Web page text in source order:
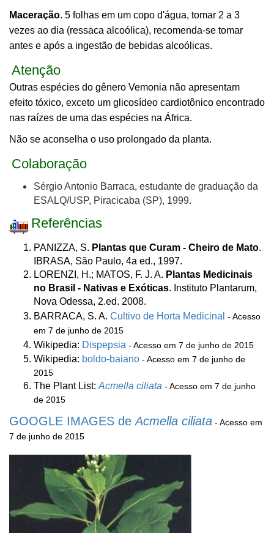
Maceração. 5 folhas em um copo d'água, tomar 2 a 3
vezes ao dia (ressaca alcoólica), recomenda-se tomar
antes e após a ingestão de bebidas alcoólicas.
Atenção
Outras espécies do gênero Vemonia não apresentam
efeito tóxico, exceto um glicosídeo cardiotônico encontrado
nas raízes de uma das espécies na África.
Não se aconselha o uso prolongado da planta.
Colaboração
Sérgio Antonio Barraca, estudante de graduação da
ESALQ/USP, Piracicaba (SP), 1999.
Referências
PANIZZA, S. Plantas que Curam - Cheiro de Mato.
IBRASA, São Paulo, 4a ed., 1997.
LORENZI, H.; MATOS, F. J. A. Plantas Medicinais
no Brasil - Nativas e Exóticas. Instituto Plantarum,
Nova Odessa, 2.ed. 2008.
BARRACA, S. A. Cultivo de Horta Medicinal - Acesso
em 7 de junho de 2015
Wikipedia: Dispepsia - Acesso em 7 de junho de 2015
Wikipedia: boldo-baiano - Acesso em 7 de junho de
2015
The Plant List: Acmella ciliata - Acesso em 7 de junho
de 2015
GOOGLE IMAGES deAcmella ciliata - Acesso em
7 de junho de 2015